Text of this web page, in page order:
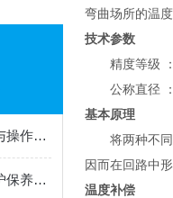
裂解炉专用热电偶的选购与操作指南
安徽天康耐磨热电偶的维护保养建议
弯曲场所的温
技术参数
精度等级 ： I
公称直径 ：
基本原理
将两种不同
因而在回路中
温度补偿